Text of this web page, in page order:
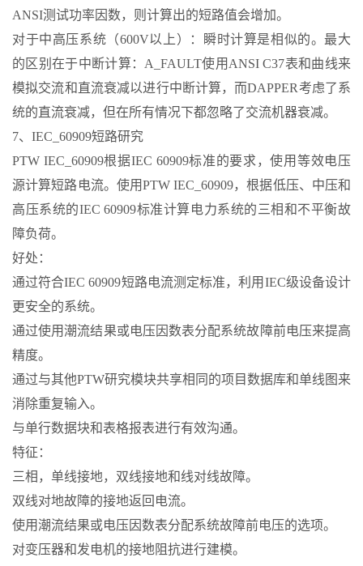
ANSI测试功率因数，则计算出的短路值会增加。
对于中高压系统（600V以上）：瞬时计算是相似的。最大
的区别在于中断计算：A_FAULT使用ANSI C37表和曲线来
模拟交流和直流衰减以进行中断计算，而DAPPER考虑了系
统的直流衰减，但在所有情况下都忽略了交流机器衰减。
7、IEC_60909短路研究
PTW IEC_60909根据IEC 60909标准的要求，使用等效电压
源计算短路电流。使用PTW IEC_60909，根据低压、中压和
高压系统的IEC 60909标准计算电力系统的三相和不平衡故
障负荷。
好处：
通过符合IEC 60909短路电流测定标准，利用IEC级设备设计
更安全的系统。
通过使用潮流结果或电压因数表分配系统故障前电压来提高
精度。
通过与其他PTW研究模块共享相同的项目数据库和单线图来
消除重复输入。
与单行数据块和表格报表进行有效沟通。
特征：
三相，单线接地，双线接地和线对线故障。
双线对地故障的接地返回电流。
使用潮流结果或电压因数表分配系统故障前电压的选项。
对变压器和发电机的接地阻抗进行建模。